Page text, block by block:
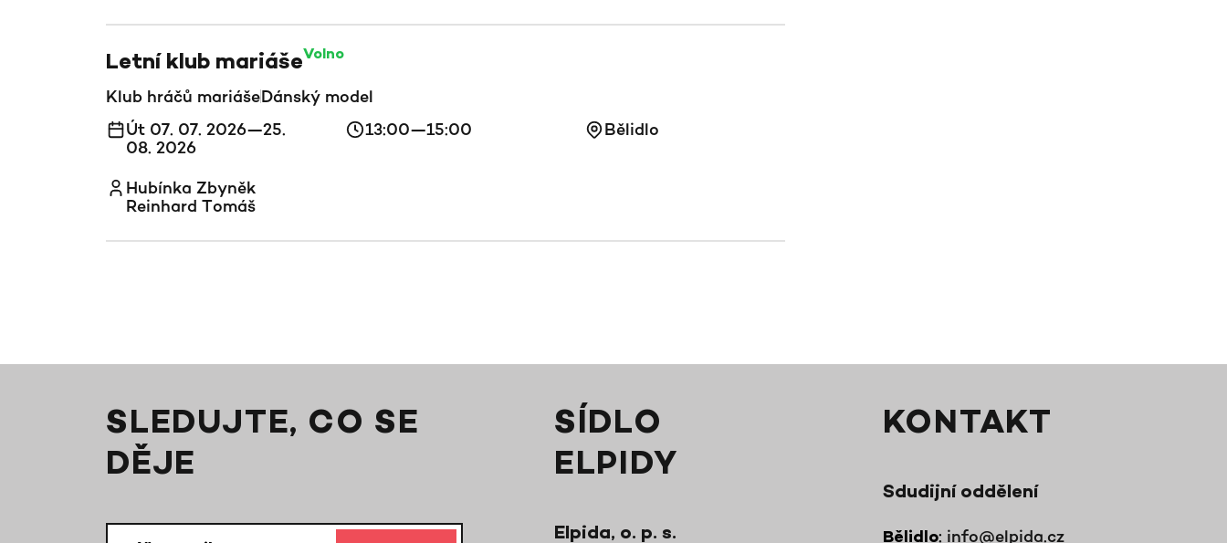
Letní klub mariášeVolno
Klub hráčů mariášeDánský model
Út 07. 07. 2026—25.
08. 2026
13:00—15:00 Bělidlo
Hubínka Zbyněk
Reinhard Tomáš
SLEDUJTE, CO SE
DĚJE
SÍDLO
ELPIDY
Elpida, o. p. s.
KONTAKT
Sdudijní oddělení
Bělidlo: info@elpida.cz